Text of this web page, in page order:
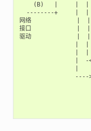
(B)   |     |
--------+     |  |
网络             |  |
接口             |  |
驱动             |
|